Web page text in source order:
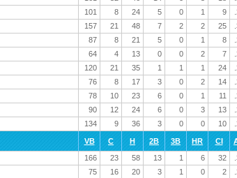
101 8 24 5 0 1 9
157 21 48 7 2 2 25
87 8 21 5 0 1 8
64 4 13 0 0 2 7
120 21 35 1 1 1 24
76 8 17 3 0 2 14
78 10 23 6 0 1 11
90 12 24 6 0 3 13
134 9 36 3 0 0 10
VB C H 2B 3B HR CI
166 23 58 13 1 6 32
75 16 20 3 1 0 2